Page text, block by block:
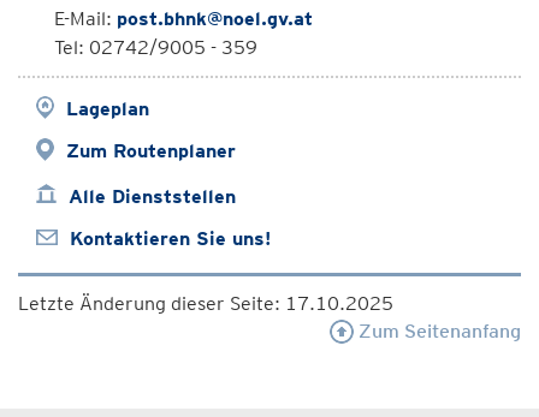
E-Mail: post.bhnk@noel.gv.at
Tel: 02742/9005 - 359
Lageplan
Zum Routenplaner
Alle Dienststellen
Kontaktieren Sie uns!
Letzte Änderung dieser Seite: 17.10.2025
Zum Seitenanfang